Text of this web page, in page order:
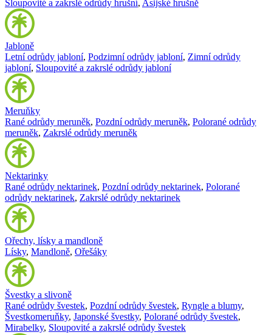
Sloupovité a zakrslé odrůdy hrušní, Asijské hrušně
Jabloně
Letní odrůdy jabloní, Podzimní odrůdy jabloní, Zimní odrůdy
jabloní, Sloupovité a zakrslé odrůdy jabloní
Meruňky
Rané odrůdy meruněk, Pozdní odrůdy meruněk, Polorané odrůdy
meruněk, Zakrslé odrůdy meruněk
Nektarinky
Rané odrůdy nektarinek, Pozdní odrůdy nektarinek, Polorané
odrůdy nektarinek, Zakrslé odrůdy nektarinek
Ořechy, lísky a mandloně
Lísky, Mandloně, Ořešáky
Švestky a slivoně
Rané odrůdy švestek, Pozdní odrůdy švestek, Ryngle a blumy,
Švestkomeruňky, Japonské švestky, Polorané odrůdy švestek,
Mirabelky, Sloupovité a zakrslé odrůdy švestek